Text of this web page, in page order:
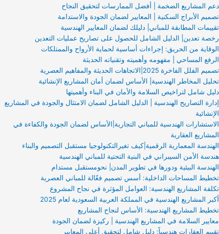
دعم المشاريع الضخمة | أفضل الممارسات لتحقيق النجاح
تصميم الأبراج السكنية | المعايير لضمان الجودة والاستدامة
تقييمات المطابقة للمباني| دليلك لضمان المعايير الهندسية
رخصة تعدين| الدليل الشامل للحصول على تصاريح عمليات التعدين
الوقاية من الحريق: إجراءات أساسية لحماية الأرواح والممتلكات
الرفع المساحي | مفهومه وأهميته وتقنياته الحديثة
تصميم الفلل الفاخرة 2025|الاتجاهات الحديثة والمفاهيم العصرية
تحليل المخاطر الهندسية| الأساس لضمان أمان المشاريع الإنشائية
دليل شامل لتراخيص السلامة والأمان في البناء وأهميتها
إدارة التصاريح الهندسية | الدليل الشامل لضمان الامتثال والجودة في المشاريع
الإنشائية
الاستشارات الهندسية للمباني التجارية|الأساس لضمان الجودة والكفاءة في
المشاريع العقارية
الهندسة المعمارية الرقمية|كيف تغيرالتكنولوجيا مستقبل التصميم والبناء
هندسة الأمن السيبراني في البنية التحتية للمباني الهندسية
الهندسة البيئية ودورها في تطوير المدن| نحومستقبل مستدام
تخطيط المساحات الداخلية: أسس تصميم فعّالة للمباني العصرية
تكلفة المشاريع الهندسية: العوامل المؤثرة في نجاح المشروع
أكبر المشاريع الهندسية في المملكة العربية السعودية لعام 2025
تخطيط المشاريع الهندسية: الأساس لنجاح المشاريع
معايير السلامة في المشاريع الهندسية | ركيزة لضمان الجودة
تقييم العقارات هندسياً: دليل شامل لتحقيق أعلى المعايير